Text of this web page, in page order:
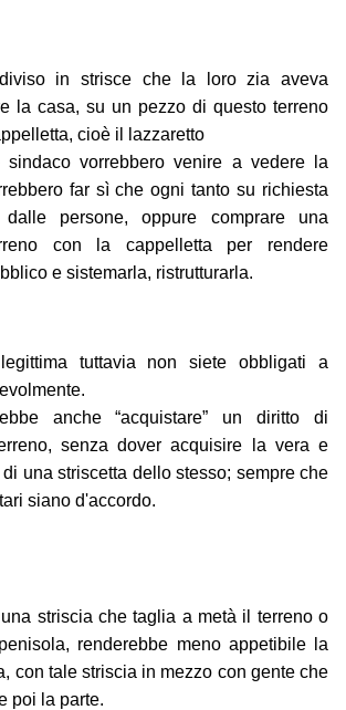
in strisce che la loro zia aveva
la casa, su un pezzo di questo terreno
cioè il lazzaretto
sindaco vorrebbero venire a vedere la
far sì che ogni tanto su richiesta
persone, oppure comprare una
con la cappelletta per rendere
e sistemarla, ristrutturarla.
tuttavia non siete obbligati a
anche “acquistare” un diritto di
senza dover acquisire la vera e
una striscetta dello stesso; sempre che
siano d'accordo.
striscia che taglia a metà il terreno o
renderebbe meno appetibile la
con tale striscia in mezzo con gente che
poi la parte.